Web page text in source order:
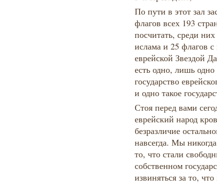
По пути в этот зал
флагов всех 193
посчитать, среди
ислама и 25 флагов
еврейской Звездой
есть одно, лишь
государство
и одно такое
Стоя перед вами
еврейский народ
безразличие
навсегда. Мы
то, что стали
собственном
извиняться за то,